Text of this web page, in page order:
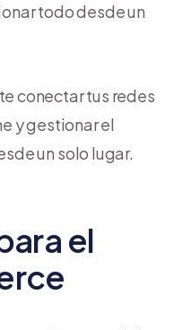
todo desde un
conectar tus redes
y gestionar el
un solo lugar.
el